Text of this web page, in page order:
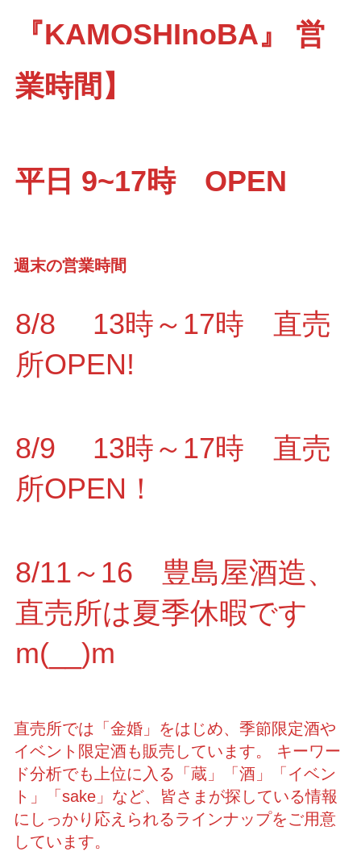
『KAMOSHInoBA』 営
業時間】
平日 9~17時 OPEN
週末の営業時間
8/8 13時～17時 直売
所OPEN!
8/9 13時～17時 直売
所OPEN！
8/11～16 豊島屋酒造、
直売所は夏季休暇です
m(__)m
直売所では「金婚」をはじめ、季節限定酒や
イベント限定酒も販売しています。 キーワー
ド分析でも上位に入る「蔵」「酒」「イベン
ト」「sake」など、皆さまが探している情報
にしっかり応えられるラインナップをご用意
しています。